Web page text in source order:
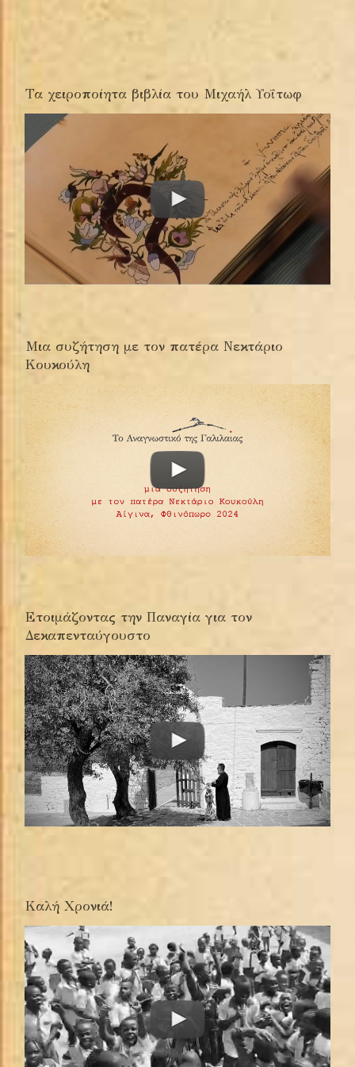
Τα χειροποίητα βιβλία του Μιχαήλ Υοΐτωφ
Μια συζήτηση με τον πατέρα Νεκτάριο
Κουκούλη
Ετοιμάζοντας την Παναγία για τον
Δεκαπενταύγουστο
Καλή Χρονιά!